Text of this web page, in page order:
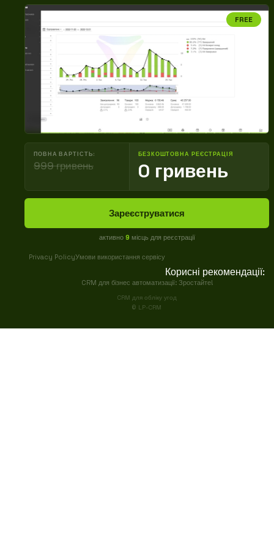
FREE
ПОВНА ВАРТІСТЬ:
999 гривень
БЕЗКОШТОВНА РЕЄСТРАЦІЯ
0 гривень
Зареєструватися
активно 9 місць для реєстрації
Privacy PolicyУмови використання сервісу
Корисні рекомендації:
CRM для бізнес автоматизації: Зростайте!
CRM для обліку угод
© LP-CRM